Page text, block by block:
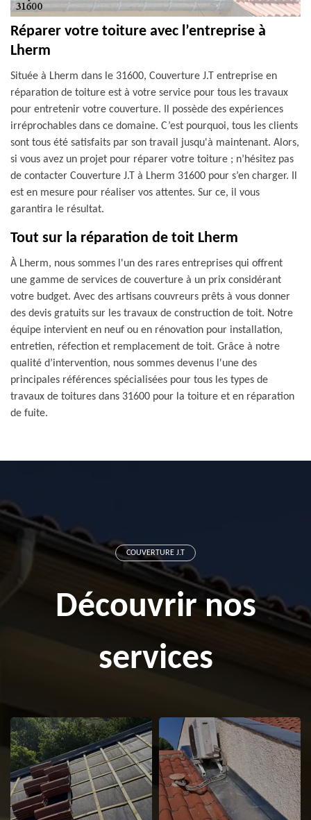
Réparer votre toiture avec l’entreprise à
Lherm
Située à Lherm dans le 31600, Couverture J.T entreprise en
réparation de toiture est à votre service pour tous les travaux
pour entretenir votre couverture. Il possède des expériences
irréprochables dans ce domaine. C’est pourquoi, tous les clients
sont tous été satisfaits par son travail jusqu'à maintenant. Alors,
si vous avez un projet pour réparer votre toiture ; n’hésitez pas
de contacter Couverture J.T à Lherm 31600 pour s’en charger. Il
est en mesure pour réaliser vos attentes. Sur ce, il vous
garantira le résultat.
Tout sur la réparation de toit Lherm
À Lherm, nous sommes l'un des rares entreprises qui offrent
une gamme de services de couverture à un prix considérant
votre budget. Avec des artisans couvreurs prêts à vous donner
des devis gratuits sur les travaux de construction de toit. Notre
équipe intervient en neuf ou en rénovation pour installation,
entretien, réfection et remplacement de toit. Grâce à notre
qualité d’intervention, nous sommes devenus l'une des
principales références spécialisées pour tous les types de
travaux de toitures dans 31600 pour la toiture et en réparation
de fuite.
COUVERTURE J.T
Découvrir nos
services